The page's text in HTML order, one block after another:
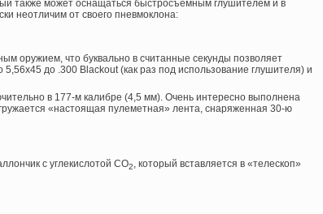
также может оснащаться быстросъемным глушителем и в
неотличим от своего пневмоклона:
оружием, что буквально в считанные секунды позволяет
до .300 Blackout (как раз под использование глушителя) и
в 177-м калибре (4,5 мм). Очень интересно выполнена
«настоящая пулеметная» лента, снаряженная 30-ю
с углекислотой СО2, который вставляется в «телескоп»